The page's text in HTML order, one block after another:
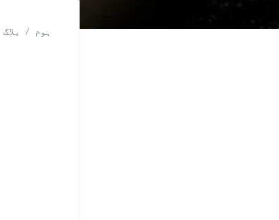
ہوم / بلاگ